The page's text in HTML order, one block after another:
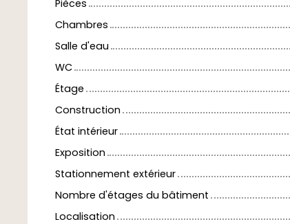
Pièces
Chambres
Salle d'eau
WC
Étage
Construction
État intérieur
Exposition
Stationnement extérieur
Nombre d'étages du bâtiment
Localisation